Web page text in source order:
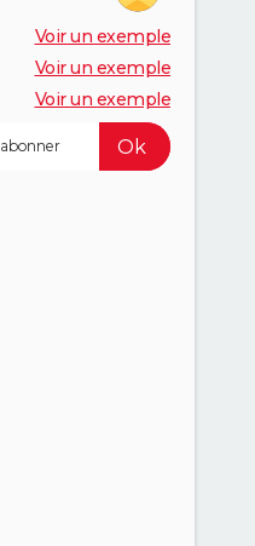
Voir un exemple
Voir un exemple
Voir un exemple